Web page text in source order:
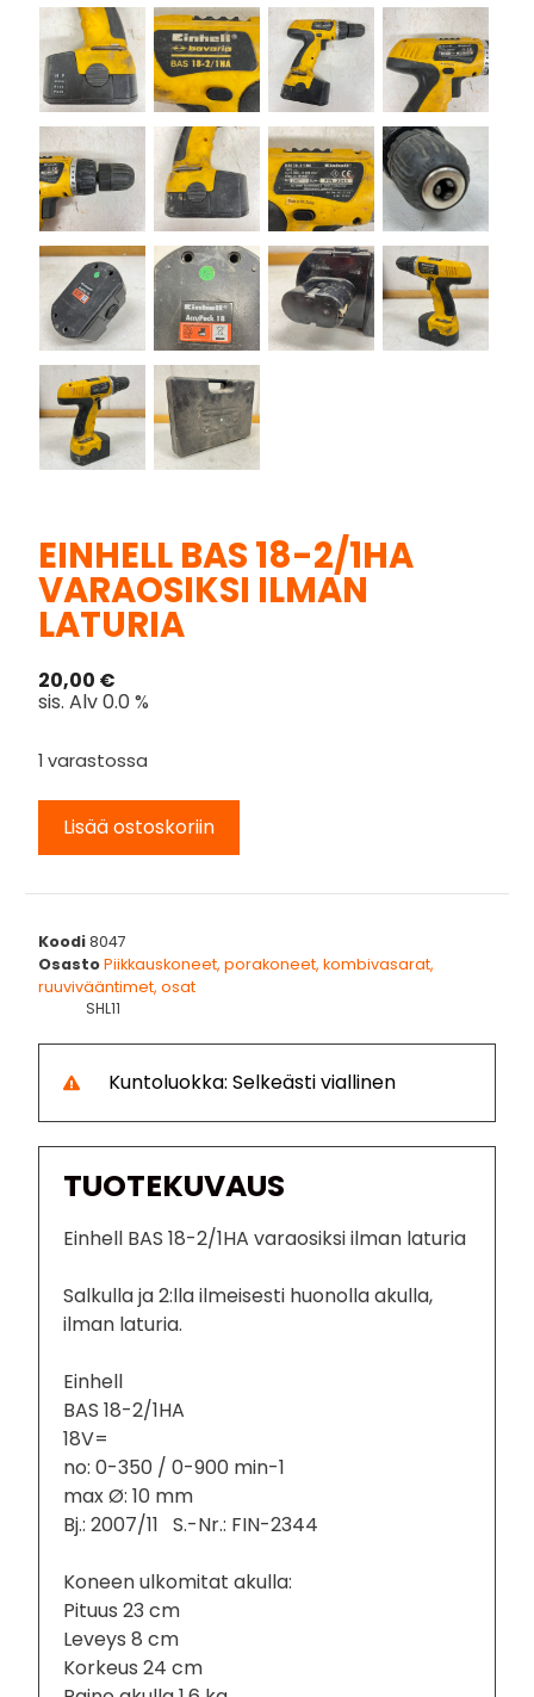
EINHELL BAS 18-2/1HA
VARAOSIKSI ILMAN
LATURIA
20,00 €
sis. Alv 0.0 %
1 varastossa
Lisää ostoskoriin
Koodi8047
OsastoPiikkauskoneet, porakoneet, kombivasarat,
ruuvivääntimet, osat
SHL11
Kuntoluokka: Selkeästi viallinen
TUOTEKUVAUS
Einhell BAS 18-2/1HA varaosiksi ilman laturia
Salkulla ja 2:lla ilmeisesti huonolla akulla,
ilman laturia.
Einhell
BAS 18-2/1HA
18V=
no: 0-350 / 0-900 min-1
max Ø: 10 mm
Bj.: 2007/11 S.-Nr.: FIN-2344
Koneen ulkomitat akulla:
Pituus 23 cm
Leveys 8 cm
Korkeus 24 cm